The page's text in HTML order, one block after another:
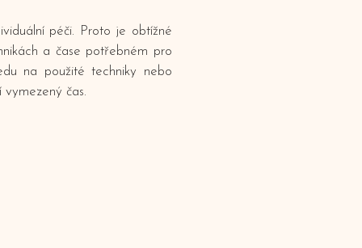
péči. Proto je obtížné
a čase potřebném pro
na použité techniky nebo
čas.